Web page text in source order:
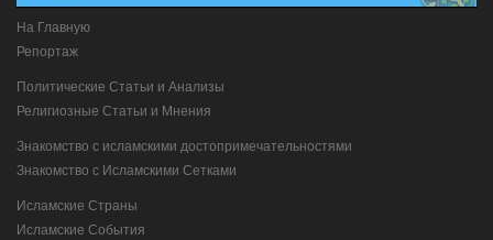
На Главную
Репортаж
Политические Статьи и Анализы
Религиозные Статьи и Мнения
Знакомство с исламскими достопримечательностями
Знакомство с Исламскими Сетками
Исламские Страны
Исламские События